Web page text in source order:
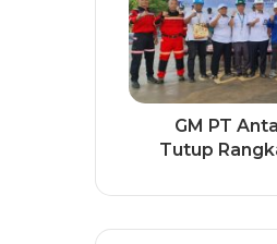
GM PT
Tutup